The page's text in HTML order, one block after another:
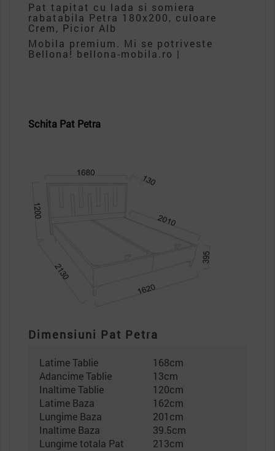
Pat tapitat cu lada si somiera
rabatabila Petra 180x200, culoare
Crem, Picior Alb
Mobila premium. Mi se potriveste
Bellona! bellona-mobila.ro |
Schita Pat Petra
Dimensiuni Pat Petra
Latime Tablie
168cm
Adancime Tablie
13cm
Inaltime Tablie
120cm
Latime Baza
162cm
Lungime Baza
201cm
Inaltime Baza
39.5cm
Lungime totala Pat
213cm